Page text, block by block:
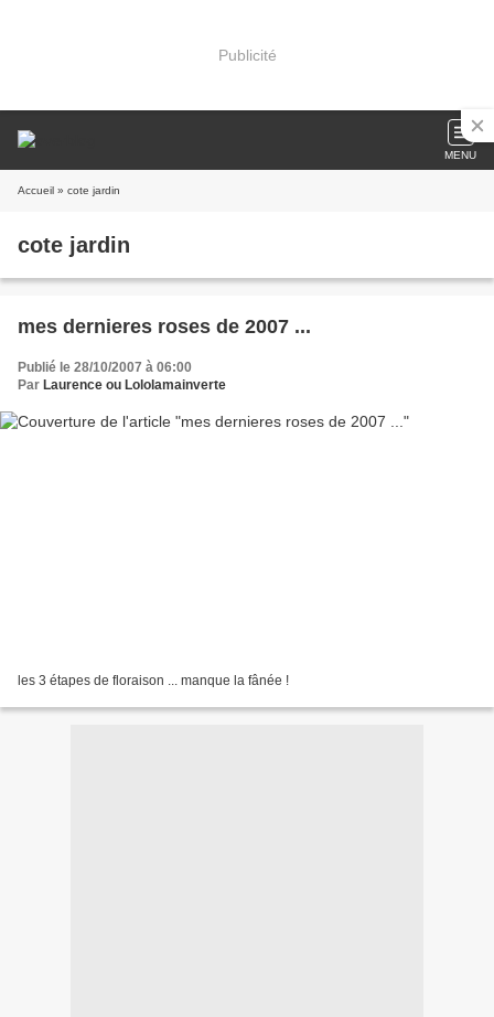
Publicité
MENU
Accueil » cote jardin
cote jardin
mes dernieres roses de 2007 ...
Publié le 28/10/2007 à 06:00
Par Laurence ou Lololamainverte
les 3 étapes de floraison ... manque la fânée !